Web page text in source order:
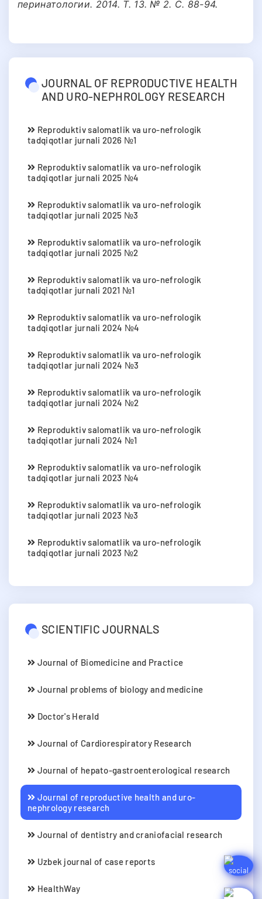
перинатологии. 2014. Т. 13. № 2. С. 88-94.
JOURNAL OF REPRODUCTIVE HEALTH
AND URO-NEPHROLOGY RESEARCH
Reproduktiv salomatlik va uro-nefrologik
tadqiqotlar jurnali 2026 №1
Reproduktiv salomatlik va uro-nefrologik
tadqiqotlar jurnali 2025 №4
Reproduktiv salomatlik va uro-nefrologik
tadqiqotlar jurnali 2025 №3
Reproduktiv salomatlik va uro-nefrologik
tadqiqotlar jurnali 2025 №2
Reproduktiv salomatlik va uro-nefrologik
tadqiqotlar jurnali 2021 №1
Reproduktiv salomatlik va uro-nefrologik
tadqiqotlar jurnali 2024 №4
Reproduktiv salomatlik va uro-nefrologik
tadqiqotlar jurnali 2024 №3
Reproduktiv salomatlik va uro-nefrologik
tadqiqotlar jurnali 2024 №2
Reproduktiv salomatlik va uro-nefrologik
tadqiqotlar jurnali 2024 №1
Reproduktiv salomatlik va uro-nefrologik
tadqiqotlar jurnali 2023 №4
Reproduktiv salomatlik va uro-nefrologik
tadqiqotlar jurnali 2023 №3
Reproduktiv salomatlik va uro-nefrologik
tadqiqotlar jurnali 2023 №2
SCIENTIFIC JOURNALS
Journal of Biomedicine and Practice
Journal problems of biology and medicine
Doctor's Herald
Journal of Cardiorespiratory Research
Journal of hepato-gastroenterological research
Journal of reproductive health and uro-
nephrology research
Journal of dentistry and craniofacial research
Uzbek journal of case reports
HealthWay